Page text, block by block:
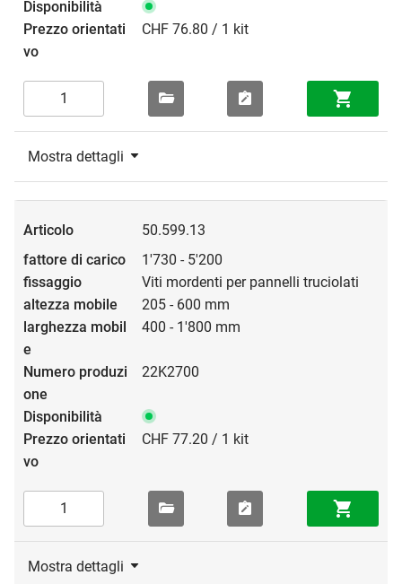
CHF 76.80 / 1 kit
Mostra dettagli
50.599.13
1'730 - 5'200
Viti mordenti per pannelli truciolati
205 - 600 mm
400 - 1'800 mm
22K2700
CHF 77.20 / 1 kit
Mostra dettagli